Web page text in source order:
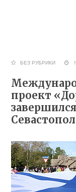
БЕЗ РУБРИКИ
проект